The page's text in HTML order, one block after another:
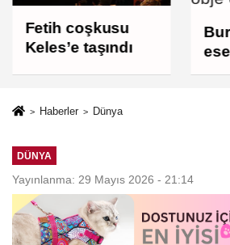
Fetih coşkusu
Keles’e taşındı
Haberler Dünya
DÜNYA
Yayınlanma: 29 Mayıs 2026 - 21:14